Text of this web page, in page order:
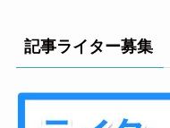
記事ライター募集